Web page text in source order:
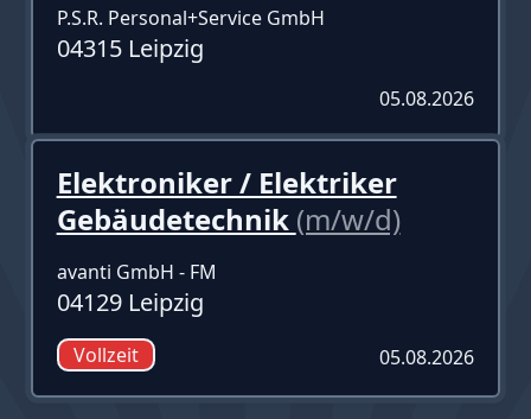
P.S.R. Personal+Service GmbH
04315 Leipzig
05.08.2026
Elektroniker / Elektriker
Gebäudetechnik (m/w/d)
avanti GmbH - FM
04129 Leipzig
Vollzeit 05.08.2026